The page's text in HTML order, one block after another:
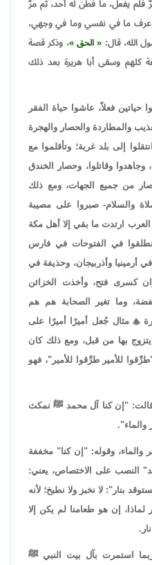
فلم يفعل، ما فطن له أحد، ثم مرّ
ما في نفسي وما في وجهي،
الله، قال: الحق ، وذكر قصة
كلهم وسقى أبا هريرة بعد ذلك
فعلاً، عاشوا حياة الفقر
والمطاردة والحصار والهجرة
إلى بلد غربة؛ وتأقلموا مع
وقاتلوا، وحصار الخندق
من جميع الجهات، ومع ذلك
والسلام- صبروا على مصيبة
العرب ارتدت ما بقي إلا أهل مكة
في الفتوحات في فارس
أرمينيا وأذربيجان، وحذيفة في
كسرى فتح، وأخذت الخزائن
وما تغير الصحابة هم هم
مثال جُعل أميرًا أميرًا على
بها من قبل، ومع ذلك كان
للأمير طرِّقوا للأمير"، فهو
"إن كنا آل محمد ﷺ نمكث
والماء".
والماء، وقوله: "إن كنا" مخففة
النصب على الاختصاص، يعني:
بنار": لا نخبز ولا نطبخ؛ لأنه
لماذا، إن هو طعامنا لم يكن إلا
استمرت بآل بيت النبي ﷺ